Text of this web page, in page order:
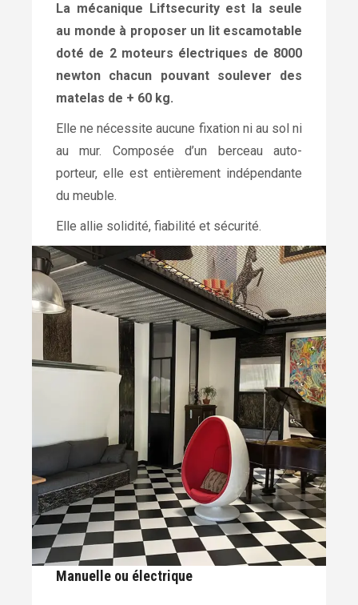
La mécanique Liftsecurity est la seule
au monde à proposer un lit escamotable
doté de 2 moteurs électriques de 8000
newton chacun pouvant soulever des
matelas de + 60 kg.
Elle ne nécessite aucune fixation ni au sol ni
au mur. Composée d’un berceau auto-
porteur, elle est entièrement indépendante
du meuble.
Elle allie solidité, fiabilité et sécurité.
Manuelle ou électrique